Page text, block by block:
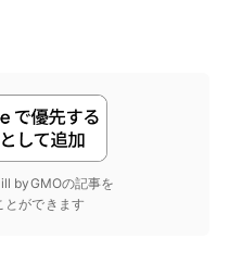
byGMOの記事を
とができます